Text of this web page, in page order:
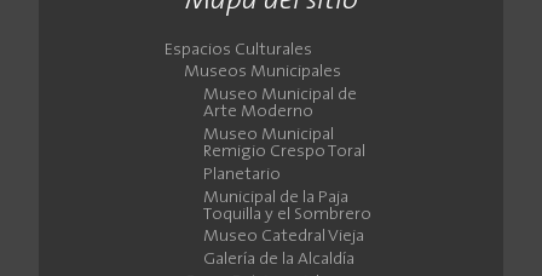
Espacios Culturales
Museos Municipales
Museo Municipal de
Arte Moderno
Museo Municipal
Remigio Crespo Toral
Planetario
Municipal de la Paja
Toquilla y el Sombrero
Museo Catedral Vieja
Galería de la Alcaldía